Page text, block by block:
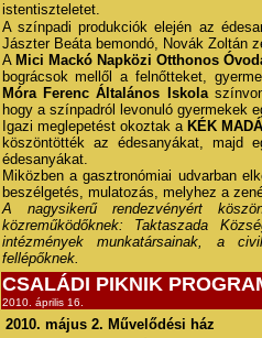
istentiszteletet.
A színpadi produkciók elején az
Jászter Beáta bemondó, Novák Zoltán
A Mici Mackó Napközi Otthonos
bográcsok mellől a felnőtteket,
Móra Ferenc Általános Iskola
hogy a színpadról levonuló gyermekek
Igazi meglepetést okoztak a KÉK
köszöntötték az édesanyákat, majd
édesanyákat.
Miközben a gasztronómiai udvarban
beszélgetés, mulatozás, melyhez a
A nagysikerű rendezvényért
közreműködőknek:
Taktaszada
intézmények munkatársainak, a
fellépőknek.
CSALÁDI PIKNIK
2010. április 16.
2010. május 2. Művelődési ház